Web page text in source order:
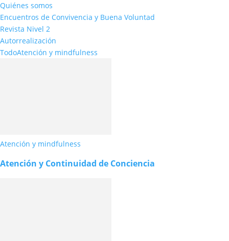
Quiénes somos
Encuentros de Convivencia y Buena Voluntad
Revista Nivel 2
Autorrealización
TodoAtención y mindfulness
Atención y mindfulness
Atención y Continuidad de Conciencia